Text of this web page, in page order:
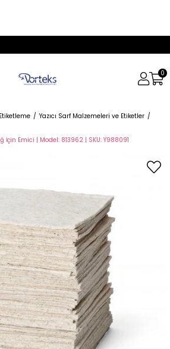
0
Yazıcı Sarf Malzemeleri ve Etiketler
İçin Emici | Model: 813962 | SKU: Y988091